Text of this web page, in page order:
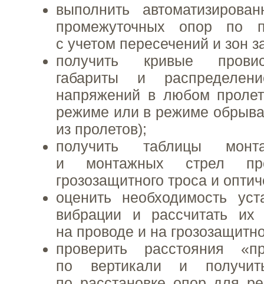
выполнить
промежуточных опор по
с учетом пересечений и зон
получить кривые
габариты и
напряжений в любом
режиме или в режиме
из пролетов);
получить таблицы
и монтажных стрел
грозозащитного троса и
оценить необходимость
вибрации и рассчитать их
на проводе и на
проверить расстояния
по вертикали и